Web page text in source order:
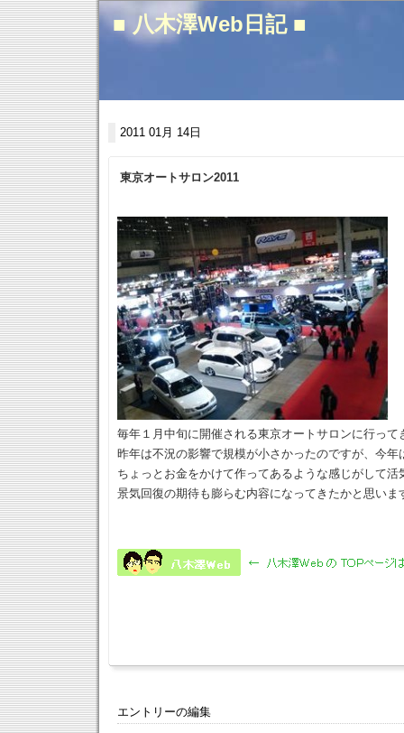
■ 八木澤Web日記 ■
2011 01月 14日
東京オートサロン2011
毎年１月中旬に開催される東京オートサロンに行って
昨年は不況の影響で規模が小さかったのですが、今年
ちょっとお金をかけて作ってあるような感じがして活
景気回復の期待も膨らむ内容になってきたかと思いま
エントリーの編集